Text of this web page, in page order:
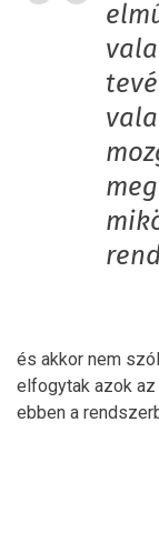
és akkor nem
elfogytak azok
ebben a